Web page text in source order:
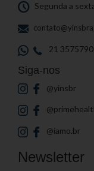
Segunda a
21
Siga-nos
@yinsbr
@iamo.br
Newsletter